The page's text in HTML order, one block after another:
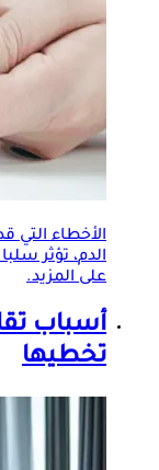
الأخطاء التي
الدم، تؤثر
على المزيد.
أسباب
تخطيها